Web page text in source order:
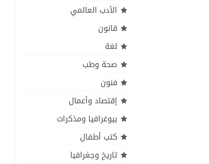
الأدب العالمي
قانون
لغة
صحة وطب
فنون
إقتصاد وأعمال
بيوغرافيا ومذكرات
كتب أطفال
تاريخ وجغرافيا